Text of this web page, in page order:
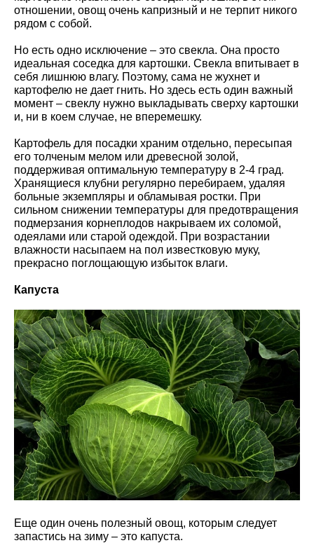
отношении, овощ очень капризный и не терпит никого
рядом с собой.
Но есть одно исключение – это свекла. Она просто
идеальная соседка для картошки. Свекла впитывает в
себя лишнюю влагу. Поэтому, сама не жухнет и
картофелю не дает гнить. Но здесь есть один важный
момент – свеклу нужно выкладывать сверху картошки
и, ни в коем случае, не вперемешку.
Картофель для посадки храним отдельно, пересыпая
его толченым мелом или древесной золой,
поддерживая оптимальную температуру в 2-4 град.
Хранящиеся клубни регулярно перебираем, удаляя
больные экземпляры и обламывая ростки. При
сильном снижении температуры для предотвращения
подмерзания корнеплодов накрываем их соломой,
одеялами или старой одеждой. При возрастании
влажности насыпаем на пол известковую муку,
прекрасно поглощающую избыток влаги.
Капуста
Еще один очень полезный овощ, которым следует
запастись на зиму – это капуста.